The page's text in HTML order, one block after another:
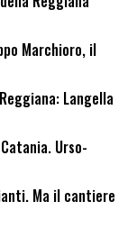
Marchioro, il
Langella
Urso-
Ma il cantiere